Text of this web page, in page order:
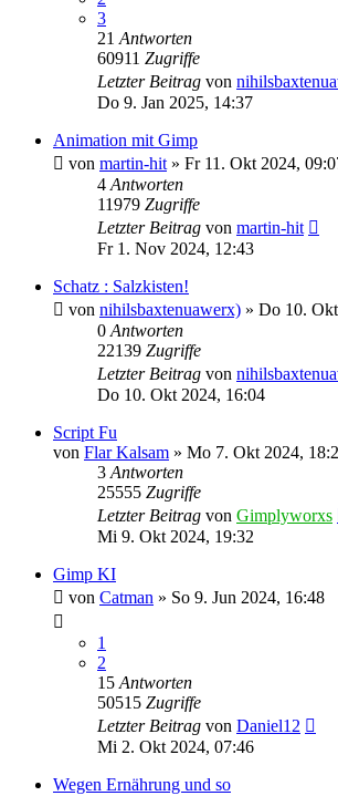
3
21 Antworten
60911 Zugriffe
Letzter Beitrag von
Do 9. Jan 2025, 14:37
Animation mit Gimp
von martin-hit » Fr 11. Okt 2024,
4 Antworten
11979 Zugriffe
Letzter Beitrag von martin-hit
Fr 1. Nov 2024, 12:43
Schatz : Salzkisten!
von nihilsbaxtenuawerx) » Do 10.
0 Antworten
22139 Zugriffe
Letzter Beitrag von
Do 10. Okt 2024, 16:04
Script Fu
von Flar Kalsam » Mo 7. Okt 2024,
3 Antworten
25555 Zugriffe
Letzter Beitrag von Gimplyworxs
Mi 9. Okt 2024, 19:32
Gimp KI
von Catman » So 9. Jun 2024, 16:48
1
2
15 Antworten
50515 Zugriffe
Letzter Beitrag von Daniel12
Mi 2. Okt 2024, 07:46
Wegen Ernährung und so